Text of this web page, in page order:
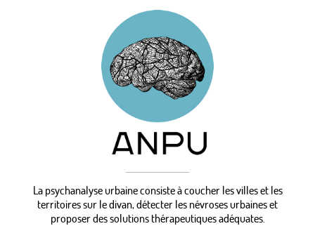
La psychanalyse urbaine consiste à coucher les villes et les
territoires sur le divan, détecter les névroses urbaines et
proposer des solutions thérapeutiques adéquates.